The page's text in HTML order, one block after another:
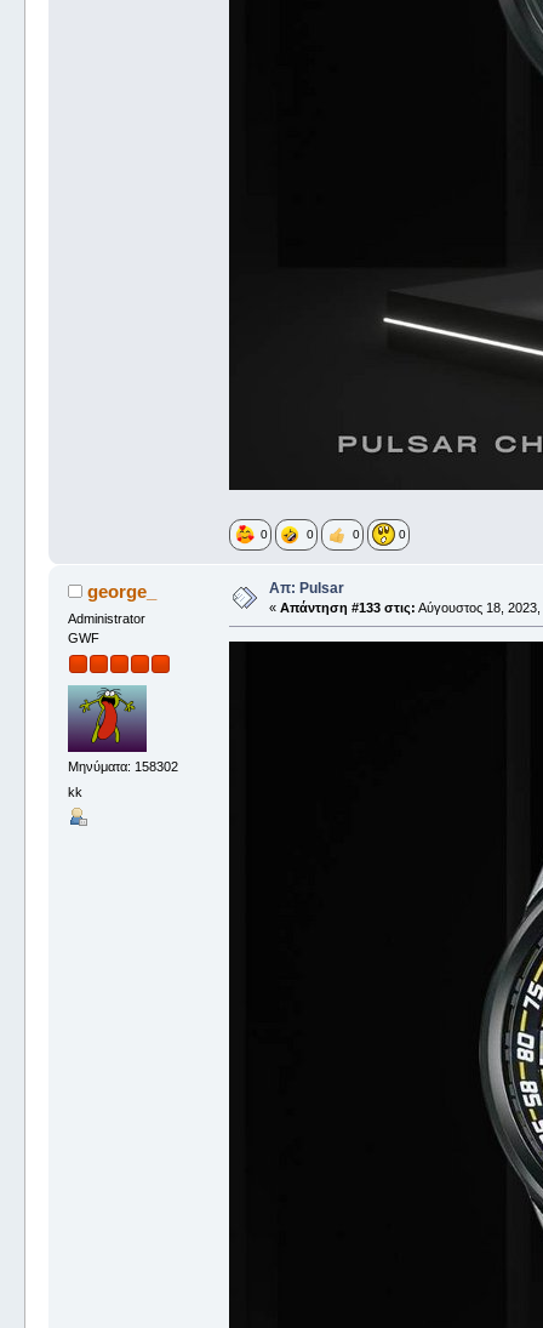
0 0 0 0
george_
Administrator
GWF
Μηνύματα: 158302
kk
Απ: Pulsar
« Απάντηση #133 στις: Αύγουστος 18,